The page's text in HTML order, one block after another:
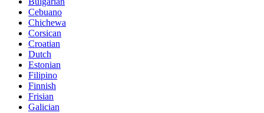
Cebuano
Chichewa
Corsican
Croatian
Dutch
Estonian
Filipino
Finnish
Frisian
Galician